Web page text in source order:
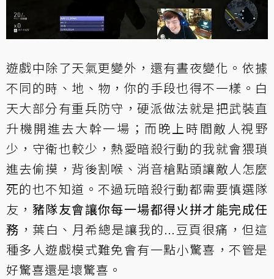
遊戲中除了天氣更變外，還有晝夜變化。依據
不同的時、地、物，你的手段也得不一樣。白
天大部分有重兵防守，硬派做法就是把武裝直
升機開進去大幹一場；而晚上時間敵人視野
少，守衛也較少，熱愛暗殺行動的我就會猥瑣
進去偷摸，背後割喉、消音槍點頭讓敵人怎麼
死的也不知道。不過玩暗殺行動都需要慎選隊
友， 豬隊友會讓你每一場都得火拼才能完成任
務 ，葉白、月希總是讓我的...豆頁很痛，但這
種多人遊戲模式難免會有一點小驚喜，不管是
好驚喜還是壞驚喜。